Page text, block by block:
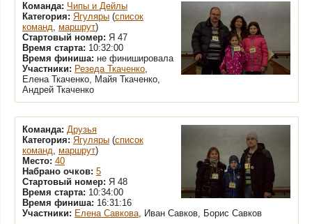
Команда: Чипы и Дейлы
Категория: Ягуляры (список
команд, маршрут)
Стартовый номер: Я 47
Время старта: 10:32:00
Время финиша: не финишировала
Участники: Резеда Ткаченко,
Елена Ткаченко, Майя Ткаченко,
Андрей Ткаченко
Команда: Друзья
Категория: Ягуляры (список
команд, маршрут)
Место: 40
Набрано очков: 5
Стартовый номер: Я 48
Время старта: 10:34:00
Время финиша: 16:31:16
Участники: Елена Савкова, Иван Савков, Борис Савков